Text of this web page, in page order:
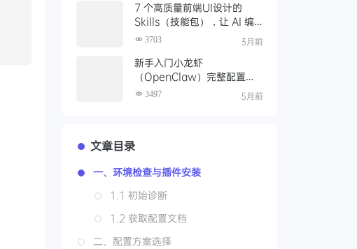
7 个高质量前端UI设计的
Skills（技能包），让 AI 编
程生成高质量UI代码
3703 3月前
新手入门小龙虾
（OpenClaw）完整配置指
南 3497 5月前
文章目录
一、环境检查与插件安装
1.1 初始诊断
1.2 获取配置文档
二、配置方案选择